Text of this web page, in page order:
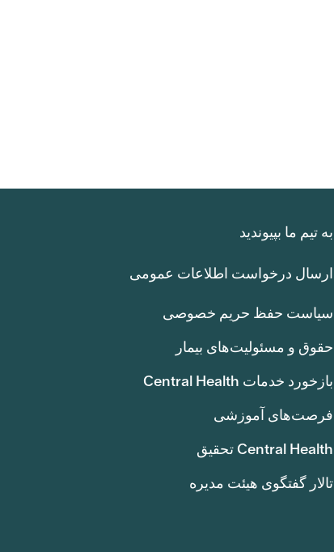
به تیم ما بپیوندید
ارسال درخواست اطلاعات عمومی
سیاست حفظ حریم خصوصی
حقوق و مسئولیت‌های بیمار
بازخورد خدمات Central Health
فرصت‌های آموزشی
Central Health تحقیق
تالار گفتگوی هیئت مدیره